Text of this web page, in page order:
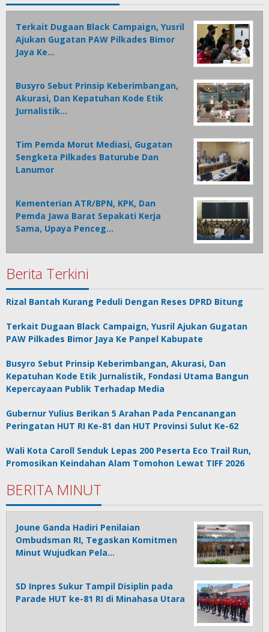
Terkait Dugaan Black Campaign, Yusril
Ajukan Gugatan PAW Pilkades Bimor
Jaya Ke…
Busyro Sebut Prinsip Keberimbangan,
Akurasi, Dan Kepatuhan Kode Etik
Jurnalistik…
Tim Pemda Morut Mediasi, Gugatan
Sengketa Pilkades Baturube Dan
Lanumor
Kementerian ATR/BPN, KPK, Dan
Pemda Jawa Barat Sepakati Kerja
Sama, Upaya Penceg…
Berita Terkini
Rizal Bantah Kurang Peduli Dengan Reses DPRD Bitung
Terkait Dugaan Black Campaign, Yusril Ajukan Gugatan
PAW Pilkades Bimor Jaya Ke Panpel Kabupate
Busyro Sebut Prinsip Keberimbangan, Akurasi, Dan
Kepatuhan Kode Etik Jurnalistik, Fondasi Utama Bangun
Kepercayaan Publik Terhadap Media
Gubernur Yulius Berikan 5 Arahan Pada Pencanangan
Peringatan HUT RI Ke-81 dan HUT Provinsi Sulut Ke-62
Wali Kota Caroll Senduk Lepas 200 Peserta Eco Trail Run,
Promosikan Keindahan Alam Tomohon Lewat TIFF 2026
BERITA MINUT
Joune Ganda Hadiri Penilaian
Ombudsman RI, Tegaskan Komitmen
Minut Wujudkan Pela…
SD Inpres Sukur Tampil Disiplin pada
Parade HUT ke-81 RI di Minahasa Utara